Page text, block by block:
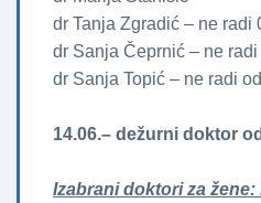
dr Tanja Zgradić – ne radi
dr Sanja Čeprnić – ne radi
dr Sanja Topić – ne radi
14.06.– dežurni doktor
Izabrani doktori za